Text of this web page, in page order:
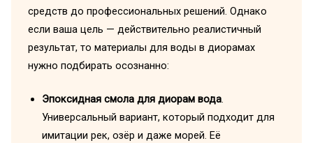
средств до профессиональных решений. Однако
если ваша цель — действительно реалистичный
результат, то материалы для воды в диорамах
нужно подбирать осознанно:
Эпоксидная смола для диорам вода.
Универсальный вариант, который подходит для
имитации рек, озёр и даже морей. Её